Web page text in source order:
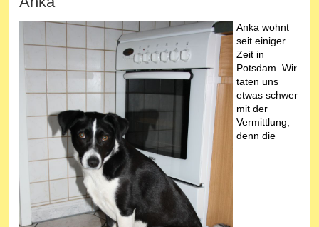
Anka wohnt
seit einiger
Zeit in
Potsdam. Wir
taten uns
etwas schwer
mit der
Vermittlung,
denn die